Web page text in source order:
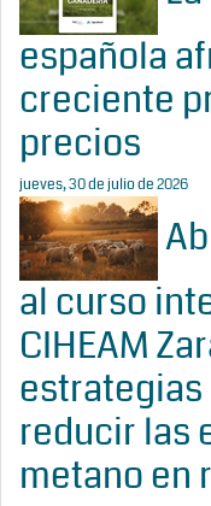
española
creciente
precios
jueves, 30 de julio de 2026
al curso
CIHEAM
reducir las
metano en